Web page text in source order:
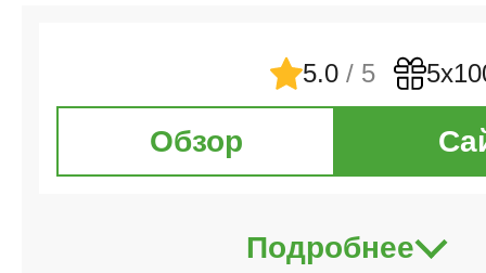
5.0 / 5
Обзор
Подробнее